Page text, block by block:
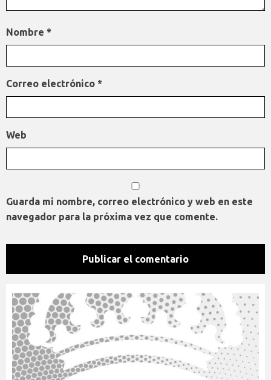
Nombre *
Correo electrónico *
Web
Guarda mi nombre, correo electrónico y web en este
navegador para la próxima vez que comente.